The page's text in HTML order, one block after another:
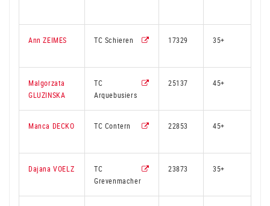
Ann ZEIMES TC Schieren 17329 35+
Malgorzata
GLUZINSKA
TC
Arquebusiers
25137 45+
Manca DECKO TC Contern 22853 45+
Dajana VOELZ
TC
Grevenmacher
23873 35+